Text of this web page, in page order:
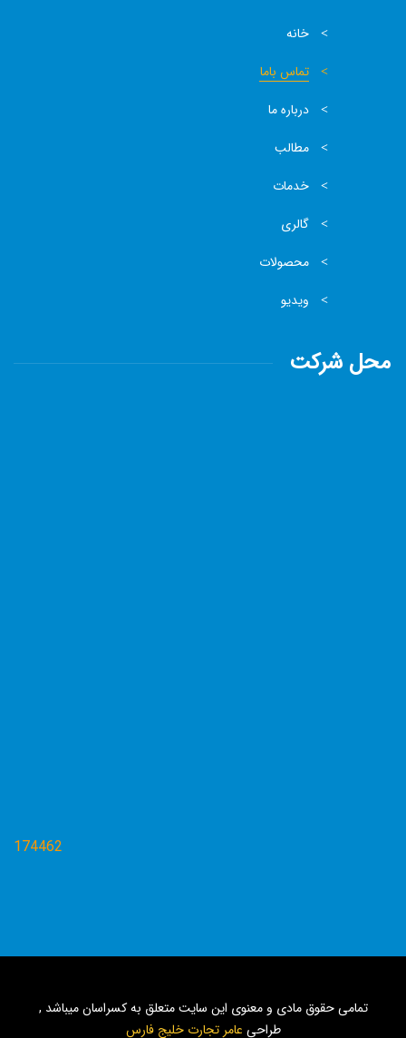
خانه
تماس باما
درباره ما
مطالب
خدمات
گالری
محصولات
ویدیو
محل شرکت
174462
تمامی حقوق مادی و معنوی این سایت متعلق به کسراسان میباشد ,
طراحی عامر تجارت خلیج فارس